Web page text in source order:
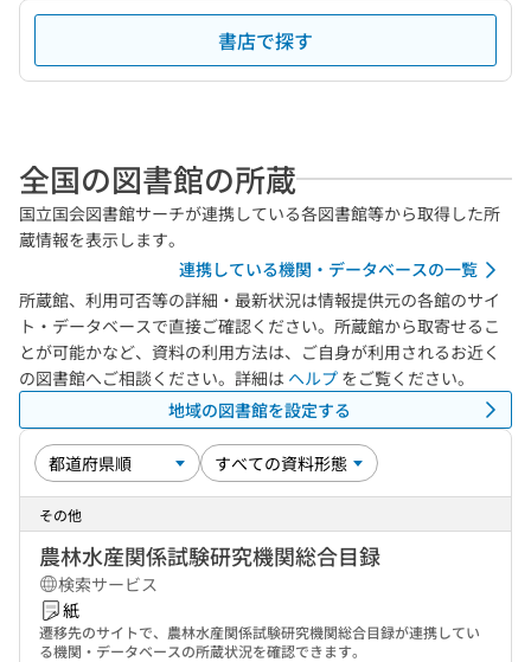
書店で探す
全国の図書館の所蔵
国立国会図書館サーチが連携している各図書館等から取得した所
蔵情報を表示します。
連携している機関・データベースの一覧
所蔵館、利用可否等の詳細・最新状況は情報提供元の各館のサイ
ト・データベースで直接ご確認ください。所蔵館から取寄せるこ
とが可能かなど、資料の利用方法は、ご自身が利用されるお近く
の図書館へご相談ください。詳細は ヘルプ をご覧ください。
地域の図書館を設定する
その他
農林水産関係試験研究機関総合目録
検索サービス
紙
遷移先のサイトで、農林水産関係試験研究機関総合目録が連携してい
る機関・データベースの所蔵状況を確認できます。